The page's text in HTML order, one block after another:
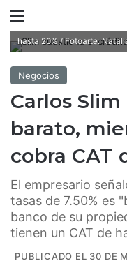
hasta 20% / Fotoarte:
Negocios
Carlos
barato,
cobra CAT
El empresario
tasas de 7.50% es
banco de su
tienen un CAT de
PUBLICADO EL 30 DE